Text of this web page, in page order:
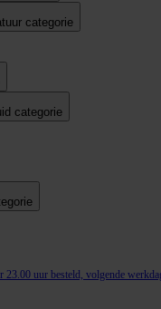
categorie
categorie
23.00 uur besteld, volgende